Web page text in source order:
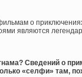
о
являются
Сведений о
«селфи» там,